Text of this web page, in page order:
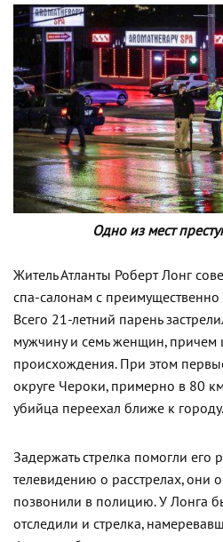
Одно из мест
Житель Атланты Роберт Лонг
спа-салонам с
Всего 21-летний парень
мужчину и семь женщин, причем
происхождения. При этом
округе Чероки, примерно в 80
убийца переехал ближе к городу.
Задержать стрелка помогли его
телевидению о расстрелах, они
позвонили в полицию. У Лонга
отследили и стрелка,